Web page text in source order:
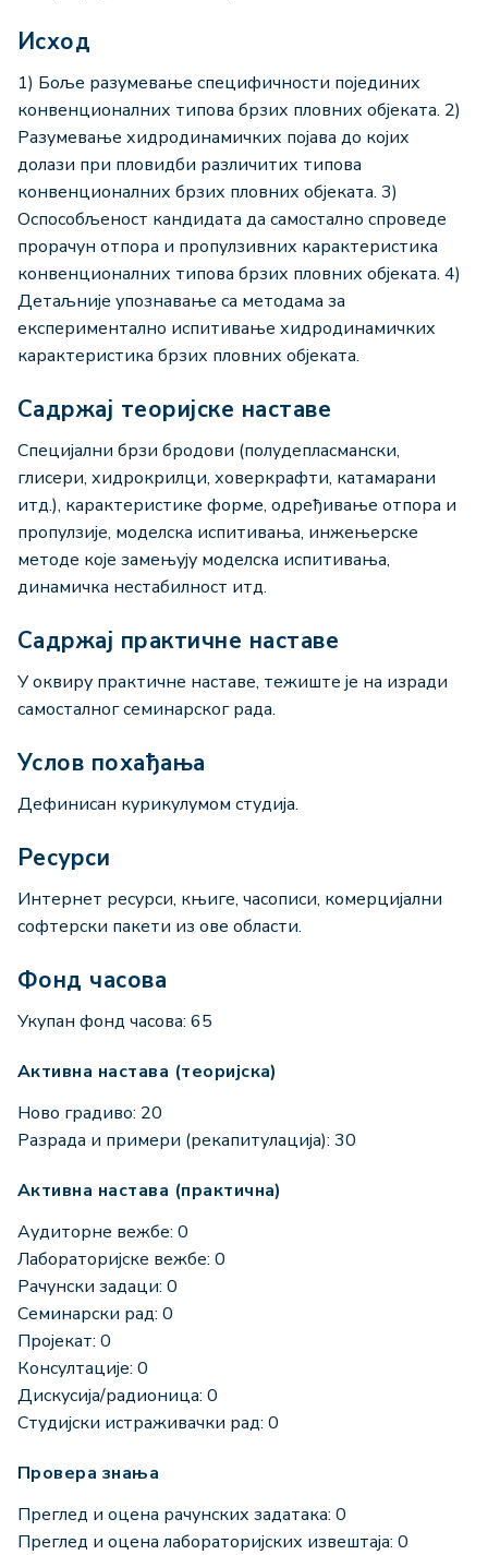
Исход
1) Боље разумевање специфичности појединих
конвенционалних типова брзих пловних објеката. 2)
Разумевање хидродинамичких појава до којих
долази при пловидби различитих типова
конвенционалних брзих пловних објеката. 3)
Оспособљеност кандидата да самостално спроведе
прорачун отпора и пропулзивних карактеристика
конвенционалних типова брзих пловних објеката. 4)
Детаљније упознавање са методама за
експериментално испитивање хидродинамичких
карактеристика брзих пловних објеката.
Садржај теоријске наставе
Специјални брзи бродови (полудепласмански,
глисери, хидрокрилци, ховеркрафти, катамарани
итд.), карактеристике форме, одређивање отпора и
пропулзије, моделска испитивања, инжењерске
методе које замењују моделска испитивања,
динамичка нестабилност итд.
Садржај практичне наставе
У оквиру практичне наставе, тежиште је на изради
самосталног семинарског рада.
Услов похађања
Дефинисан курикулумом студија.
Ресурси
Интернет ресурси, књиге, часописи, комерцијални
софтерски пакети из ове области.
Фонд часова
Укупан фонд часова: 65
Активна настава (теоријска)
Ново градиво: 20
Разрада и примери (рекапитулација): 30
Активна настава (практична)
Аудиторне вежбе: 0
Лабораторијске вежбе: 0
Рачунски задаци: 0
Семинарски рад: 0
Пројекат: 0
Консултације: 0
Дискусија/радионица: 0
Студијски истраживачки рад: 0
Провера знања
Преглед и оцена рачунских задатака: 0
Преглед и оцена лабораторијских извештаја: 0